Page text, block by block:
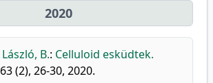
2020
László, B.: Celluloid esküdtek.
63 (2), 26-30, 2020.